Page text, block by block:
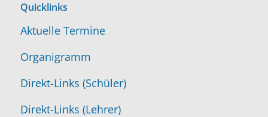
Quicklinks
Aktuelle Termine
Organigramm
Direkt-Links (Schüler)
Direkt-Links (Lehrer)